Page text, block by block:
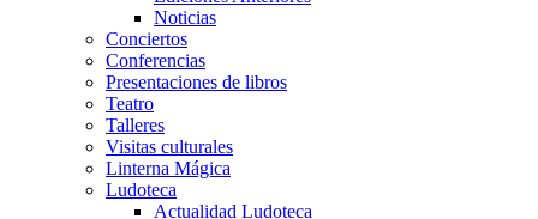
Noticias
Conciertos
Conferencias
Presentaciones de libros
Teatro
Talleres
Visitas culturales
Linterna Mágica
Ludoteca
Actualidad Ludoteca